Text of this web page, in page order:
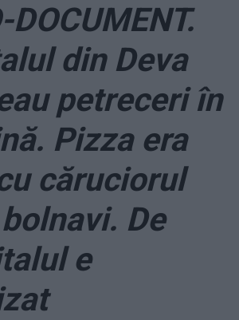
DOCUMENT.
din Deva
petreceri în
Pizza era
căruciorul
De
e